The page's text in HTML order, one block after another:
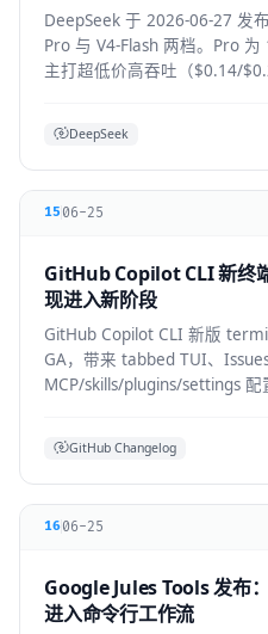
DeepSeek 于 2026-06-27 发
Pro 与 V4-Flash 两档。Pro
主打超低价高吞吐（$0.14/
DeepSeek
15 06-25
GitHub Copilot CLI 新终
现进入新阶段
GitHub Copilot CLI 新版
GA，带来 tabbed TUI、
MCP/skills/plugins/settings
GitHub Changelog
1606-25
Google Jules Tools 发布
进入命令行工作流